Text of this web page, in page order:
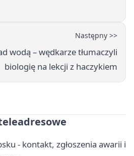
Następny >>
wodą – wędkarze tłumaczyli
biologię na lekcji z haczykiem
- kontakt, zgłoszenia awarii i